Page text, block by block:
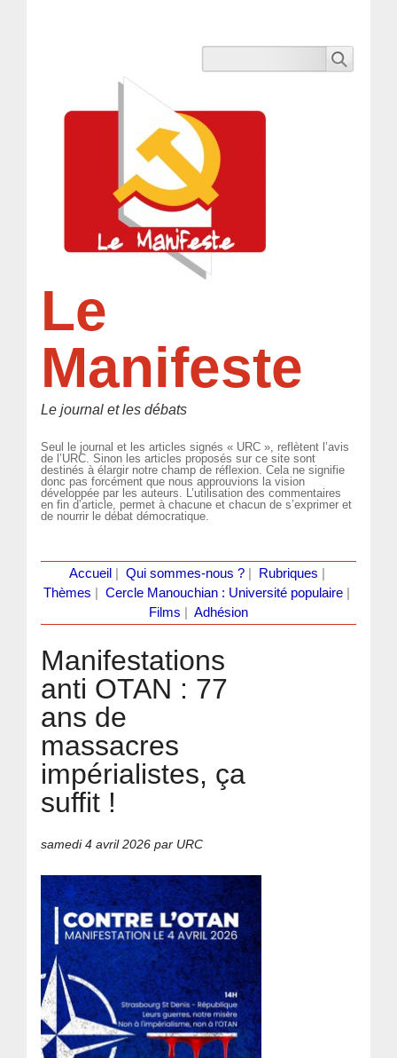
Le
Manifeste
Le journal et les débats
Seul le journal et les articles signés « URC », reflètent l’avis
de l’URC. Sinon les articles proposés sur ce site sont
destinés à élargir notre champ de réflexion. Cela ne signifie
donc pas forcément que nous approuvions la vision
développée par les auteurs. L’utilisation des commentaires
en fin d’article, permet à chacune et chacun de s’exprimer et
de nourrir le débat démocratique.
Accueil Qui sommes-nous ?| Rubriques
Thèmes
Cercle Manouchian : Université populaire
Films
Adhésion
Manifestations
anti OTAN : 77
ans de
massacres
impérialistes, ça
suffit !
samedi 4 avril 2026 par URC